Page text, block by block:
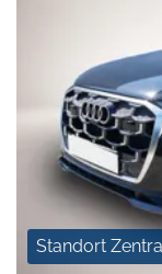
Standort